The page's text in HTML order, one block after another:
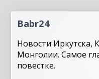
Babr24
Новости Иркутска,
Монголии. Самое
повестке.